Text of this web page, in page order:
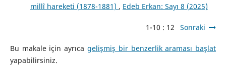
millî hareketi (1878-1881) , Edeb Erkan: Sayı 8 (2025)
1-10 : 12 Sonraki
Bu makale için ayrıca gelişmiş bir benzerlik araması başlat
yapabilirsiniz.